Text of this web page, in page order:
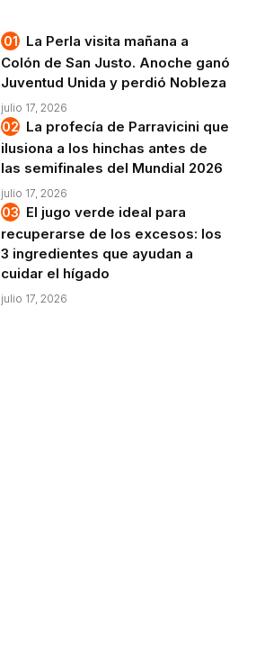
La Perla visita mañana a
Colón de San Justo. Anoche ganó
Juventud Unida y perdió Nobleza
julio 17, 2026
La profecía de Parravicini que
ilusiona a los hinchas antes de
las semifinales del Mundial 2026
julio 17, 2026
El jugo verde ideal para
recuperarse de los excesos: los
3 ingredientes que ayudan a
cuidar el hígado
julio 17, 2026